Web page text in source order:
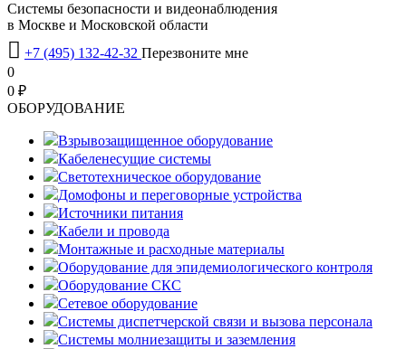
Системы безопасности и видеонаблюдения
в Москве и Московской области
 +7 (495) 132-42-32 Перезвоните мне
0
0 ₽
OБОРУДОВАНИЕ
Взрывозащищенное оборудование
Кабеленесущие системы
Светотехническое оборудование
Домофоны и переговорные устройства
Источники питания
Кабели и провода
Монтажные и расходные материалы
Оборудование для эпидемиологического контроля
Оборудование СКС
Сетевое оборудование
Системы диспетчерской связи и вызова персонала
Системы молниезащиты и заземления